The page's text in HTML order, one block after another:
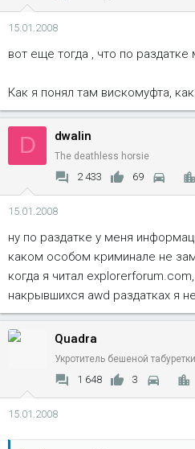
15.01.2008
вот еще тогда , что по
Как я понял там вискомуфта,
D dwalin
The deathless horsie
2 433 69
15.01.2008
ну по раздатке у меня
каком особом криминале не
когда я читал
накрывшихся awd раздатках я
Quadra
Укротитель бешеной табуретки
1 648 3
15.01.2008